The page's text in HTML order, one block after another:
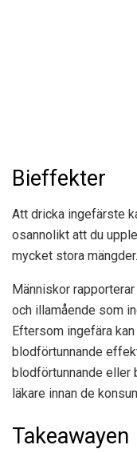
Bieffekter
Att dricka ingefärste
osannolikt att du
mycket stora mängder.
Människor
och illamående som
Eftersom ingefära
blodförtunnande
blodförtunnande eller
läkare innan de
Takeawayen